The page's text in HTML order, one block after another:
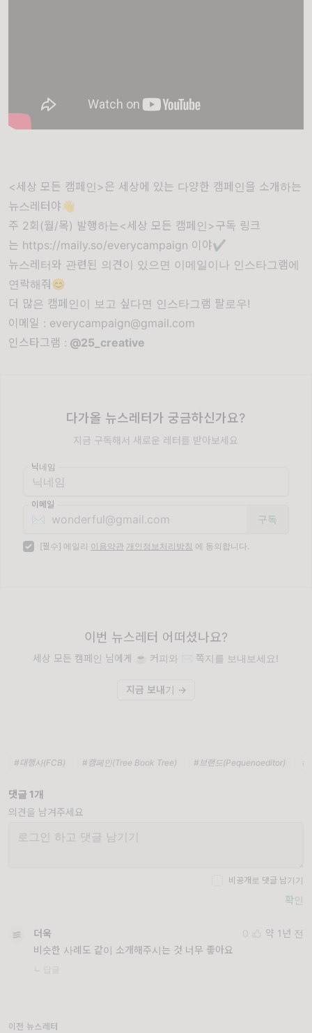
<세상 모든 캠페인>은 세상에 있는 다양한 캠페인을 소개하는
뉴스레터야👋
주 2회(월/목) 발행하는<세상 모든 캠페인>구독 링크
는 https://maily.so/everycampaign 이야✔️
뉴스레터와 관련된 의견이 있으면 이메일이나 인스타그램에
연락해줘😊
더 많은 캠페인이 보고 싶다면 인스타그램 팔로우!
이메일 : everycampaign@gmail.com
인스타그램 : @25_creative
다가올 뉴스레터가 궁금하신가요?
지금 구독해서 새로운 레터를 받아보세요
닉네임
이메일
✉️
[필수] 메일리 이용약관 개인정보처리방침 에 동의합니다.
이번 뉴스레터 어떠셨나요?
세상 모든 캠페인 님에게 ☕️ 커피와 ✉️ 쪽지를 보내보세요!
지금 보내기 →
#대행사(FCB) #캠페인(Tree Book Tree) #브랜드(Pequenoeditor) #
댓글 1개
의견을 남겨주세요
비공개로 댓글 남기기
확인
더욱 0
약 1년 전
비슷한 사례도 같이 소개해주시는 것 너무 좋아요
ㄴ 답글
이전 뉴스레터